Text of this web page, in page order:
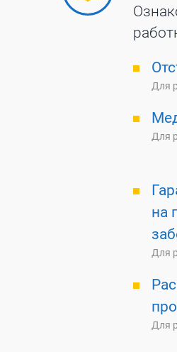
Для
Для
на
Для
Для